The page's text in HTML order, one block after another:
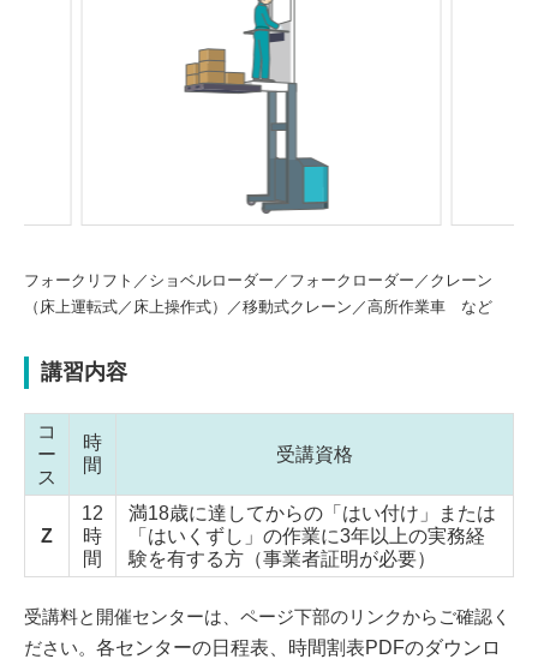
フォークリフト／ショベルローダー／フォークローダー／クレーン
（床上運転式／床上操作式）／移動式クレーン／高所作業車 など
講習内容
コ
ー
ス
時
間
受講資格
Z
12
時
間
満18歳に達してからの「はい付け」または
「はいくずし」の作業に3年以上の実務経
験を有する方（事業者証明が必要）
受講料と開催センターは、ページ下部のリンクからご確認く
ださい。 各センターの日程表、時間割表PDFのダウンロ